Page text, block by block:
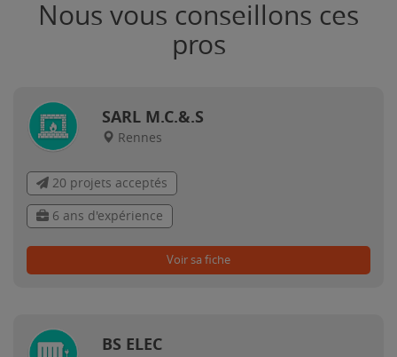
Nous vous conseillons ces
pros
SARL M.C.&.S
Rennes
20 projets acceptés
6 ans d'expérience
Voir sa fiche
BS ELEC